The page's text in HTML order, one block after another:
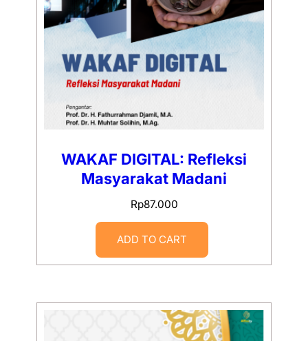
WAKAF DIGITAL: Refleksi
Masyarakat Madani
Rp87.000
ADD TO CART